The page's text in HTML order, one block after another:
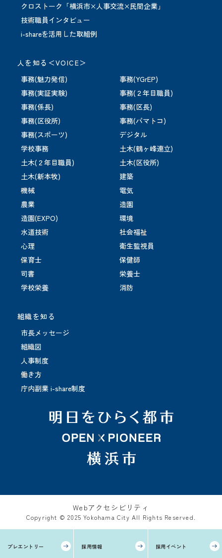
プレエントリー 採用情報 採用イベント
クロストーク「横浜市×人事交流×民間企業」
技術職員インタビュー
i-shareを活用した取組例
組織を知る
市長メッセージ
組織図
人事制度
働き方
庁内副業 i-share制度
人を知る＜VOICE＞
事務(魅力発信)
事務(YGrEP)
事務(実証実験)
事務(２年目職員)
事務(係長)
事務(区長)
事務(区役所)
事務(パマトコ)
事務(スポーツ)
デジタル
学校事務
土木(鶴ヶ峰連立)
土木(２年目職員)
土木(区役所)
土木(新本牧)
建築
機械
電気
農業
造園
造園(EXPO)
環境
水道技術
社会福祉
心理
衛生監視員
保育士
保健師
司書
栄養士
学校栄養
消防
Webアクセシビリティ
Copyright © 2025 Yokohama City All Rights Reserved.